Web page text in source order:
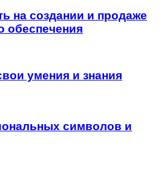
на создании и продаже
обеспечения
умения и знания
символов и